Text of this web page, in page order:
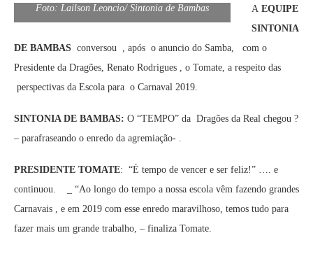
Foto: Lailson Leoncio/ Sintonia de Bambas A EQUIPE
SINTONIA
DE BAMBAS conversou , após o anuncio do Samba, com o
Presidente da Dragões, Renato Rodrigues , o Tomate, a respeito das
perspectivas da Escola para o Carnaval 2019.
SINTONIA DE BAMBAS: O “TEMPO” da Dragões da Real chegou ?
– parafraseando o enredo da agremiação- .
PRESIDENTE TOMATE: “É tempo de vencer e ser feliz!” …. e
continuou. _ “Ao longo do tempo a nossa escola vêm fazendo grandes
Carnavais , e em 2019 com esse enredo maravilhoso, temos tudo para
fazer mais um grande trabalho, – finaliza Tomate.